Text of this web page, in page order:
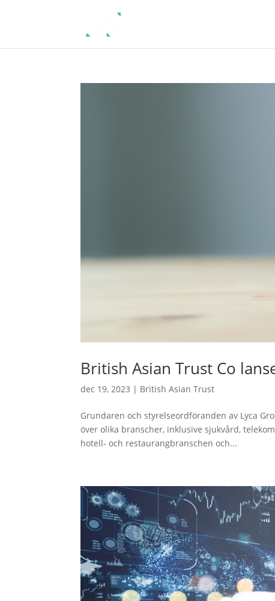
British Asian Trust Co
dec 19, 2023 | British Asian Trust
Grundaren och styrelseordföranden av Lyca
över olika branscher, inklusive sjukvård,
hotell- och restaurangbranschen och...